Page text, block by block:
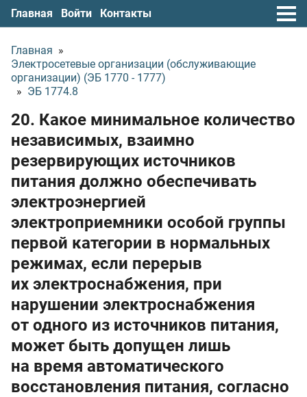
Главная Войти Контакты
Главная »
Электросетевые организации (обслуживающие
организации) (ЭБ 1770 - 1777)
» ЭБ 1774.8
20. Какое минимальное количество
независимых, взаимно
резервирующих источников
питания должно обеспечивать
электроэнергией
электроприемники особой группы
первой категории в нормальных
режимах, если перерыв
их электроснабжения, при
нарушении электроснабжения
от одного из источников питания,
может быть допущен лишь
на время автоматического
восстановления питания, согласно